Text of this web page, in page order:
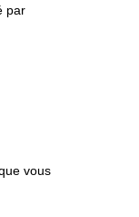
par
vous